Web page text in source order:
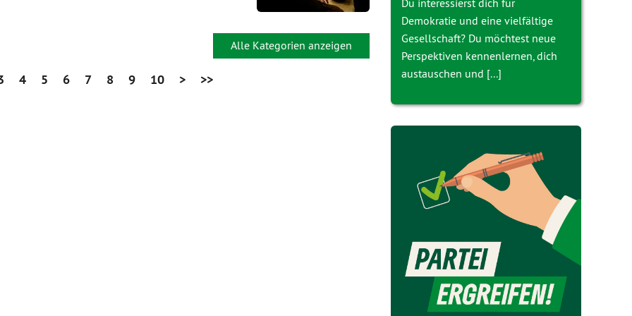
Alle Kategorien anzeigen
4 5 6 7 8 9 10 > >>
Du interessierst dich für
Demokratie und eine vielfältige
Gesellschaft? Du möchtest neue
Perspektiven kennenlernen, dich
austauschen und [...]